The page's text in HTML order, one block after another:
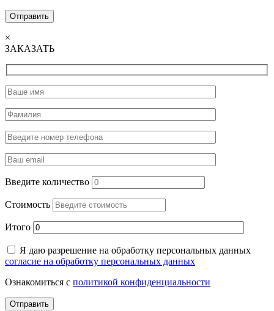
×
ЗАКАЗАТЬ
Введите количество
Стоимость
Итого
Я даю разрешение на обработку персональных данных
согласие на обработку персональных данных
Ознакомиться с политикой конфиденциальности